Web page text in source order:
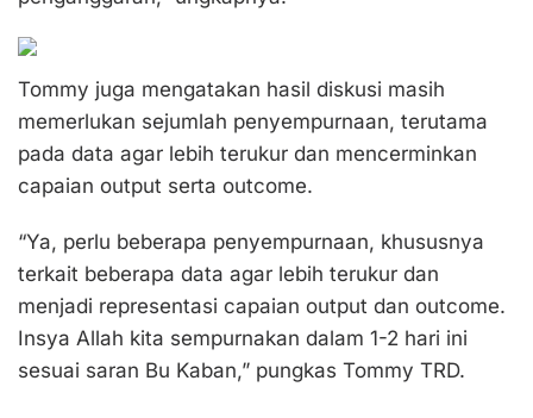
Tommy juga mengatakan hasil diskusi masih
memerlukan sejumlah penyempurnaan, terutama
pada data agar lebih terukur dan mencerminkan
capaian output serta outcome.
“Ya, perlu beberapa penyempurnaan, khususnya
terkait beberapa data agar lebih terukur dan
menjadi representasi capaian output dan outcome.
Insya Allah kita sempurnakan dalam 1-2 hari ini
sesuai saran Bu Kaban,” pungkas Tommy TRD.